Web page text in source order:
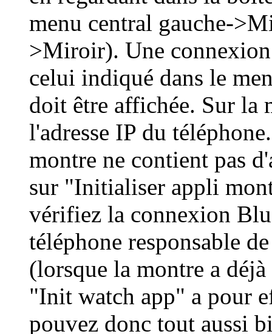
menu central gauche-
>Miroir). Une
celui indiqué dans le
doit être affichée. Sur la
l'adresse IP du
montre ne contient pas
sur "Initialiser appli
vérifiez la connexion
téléphone responsable
(lorsque la montre a
"Init watch app" a pour
pouvez donc tout aussi